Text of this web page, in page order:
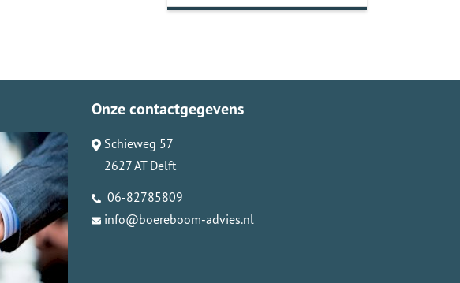
Onze contactgegevens
Schieweg 57
2627 AT Delft
06-82785809
info@boereboom-advies.nl